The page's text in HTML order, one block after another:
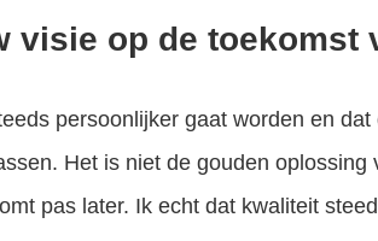
visie op de toekomst
persoonlijker gaat worden en
Het is niet de gouden
pas later. Ik echt dat kwaliteit